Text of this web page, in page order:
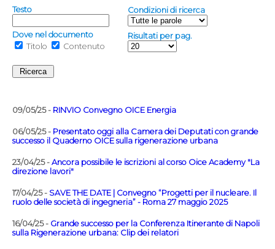
Testo
Condizioni di ricerca
Dove nel documento
Titolo
Contenuto
Risultati per pag.
09/05/25 - RINVIO Convegno OICE Energia
06/05/25 - Presentato oggi alla Camera dei Deputati con grande
successo il Quaderno OICE sulla rigenerazione urbana
23/04/25 - Ancora possibile le iscrizioni al corso Oice Academy "La
direzione lavori"
17/04/25 - SAVE THE DATE | Convegno “Progetti per il nucleare. Il
ruolo delle società di ingegneria” - Roma 27 maggio 2025
16/04/25 - Grande successo per la Conferenza Itinerante di Napoli
sulla Rigenerazione urbana: Clip dei relatori